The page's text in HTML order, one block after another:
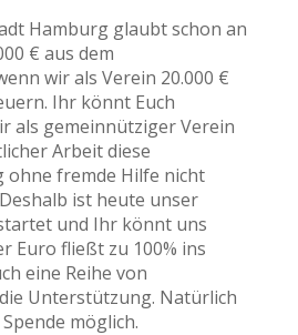
Hamburg glaubt schon an
€ aus dem
wir als Verein 20.000 €
Ihr könnt Euch
als gemeinnütziger Verein
Arbeit diese
ohne fremde Hilfe nicht
ist heute unser
und Ihr könnt uns
Euro fließt zu 100% ins
eine Reihe von
Unterstützung. Natürlich
möglich.